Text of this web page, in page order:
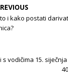
i kako postati
vodičima 15.